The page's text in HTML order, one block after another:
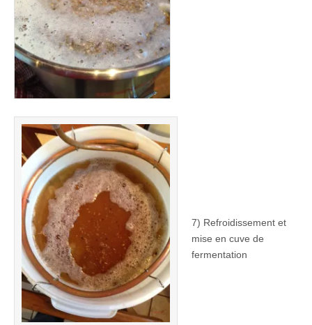
7) Refroidissement et
mise en cuve de
fermentation